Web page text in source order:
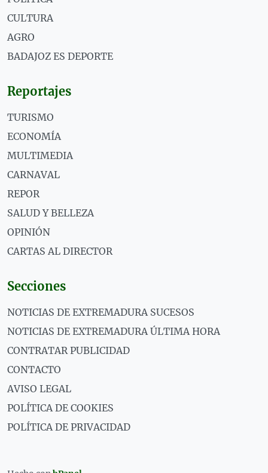
CULTURA
AGRO
BADAJOZ ES DEPORTE
Reportajes
TURISMO
ECONOMÍA
MULTIMEDIA
CARNAVAL
REPOR
SALUD Y BELLEZA
OPINIÓN
CARTAS AL DIRECTOR
Secciones
NOTICIAS DE EXTREMADURA SUCESOS
NOTICIAS DE EXTREMADURA ÚLTIMA HORA
CONTRATAR PUBLICIDAD
CONTACTO
AVISO LEGAL
POLÍTICA DE COOKIES
POLÍTICA DE PRIVACIDAD